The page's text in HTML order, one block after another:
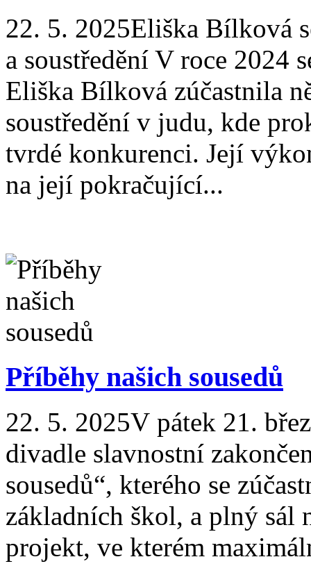
22. 5. 2025Eliška Bílková
a soustředění V roce 2024
Eliška Bílková zúčastnila
soustředění v judu, kde
tvrdé konkurenci. Její
na její pokračující...
Příběhy našich sousedů
22. 5. 2025V pátek 21.
divadle slavnostní
sousedů“, kterého se
základních škol, a plný sál
projekt, ve kterém